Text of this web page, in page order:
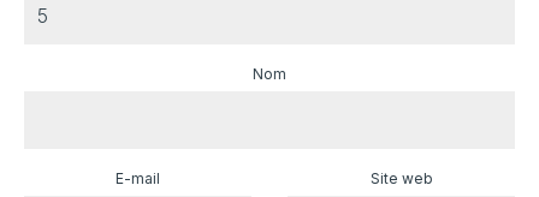
Nom
E-mail Site web